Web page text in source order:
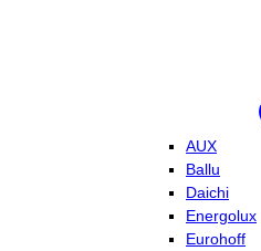
AUX
Ballu
Daichi
Energolux
Eurohoff